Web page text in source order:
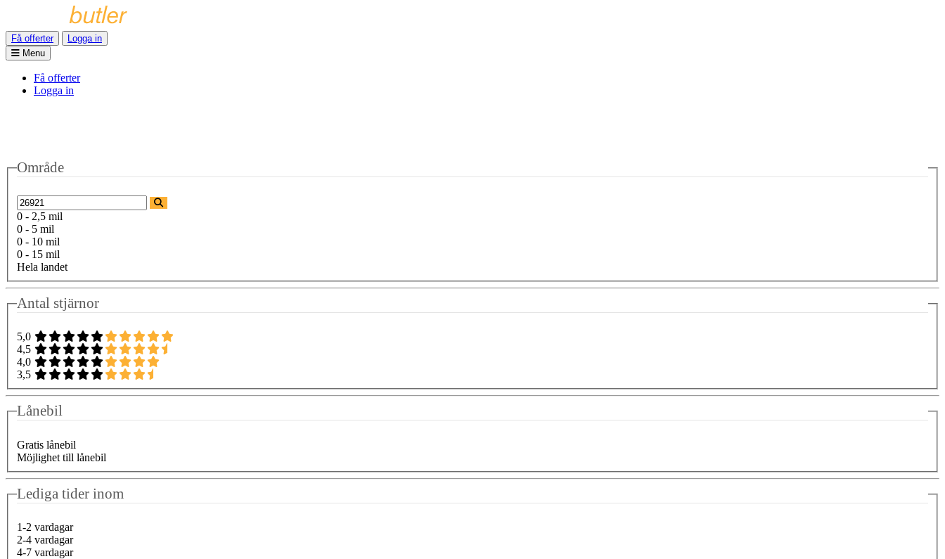
Få offerter
Logga in
Menu
Få offerter
Logga in
Område
0 - 2,5 mil
0 - 5 mil
0 - 10 mil
0 - 15 mil
Hela landet
Antal stjärnor
5,0
4,5
4,0
3,5
Lånebil
Gratis lånebil
Möjlighet till lånebil
Lediga tider inom
1-2 vardagar
2-4 vardagar
4-7 vardagar